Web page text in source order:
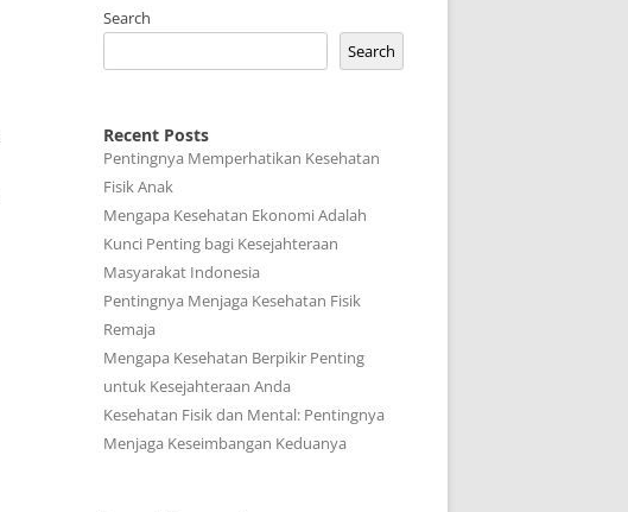
Search
Search
Recent Posts
Pentingnya Memperhatikan Kesehatan
Fisik Anak
Mengapa Kesehatan Ekonomi Adalah
Kunci Penting bagi Kesejahteraan
Masyarakat Indonesia
Pentingnya Menjaga Kesehatan Fisik
Remaja
Mengapa Kesehatan Berpikir Penting
untuk Kesejahteraan Anda
Kesehatan Fisik dan Mental: Pentingnya
Menjaga Keseimbangan Keduanya